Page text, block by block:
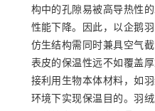
构中的孔隙易被高导热性
性能下降。因此，以企鹅
仿生结构需同时兼具空气
表皮的保温性远不如覆盖
接利用生物本体材料，如
环境下实现保温目的。羽